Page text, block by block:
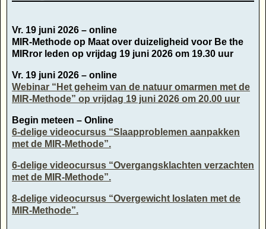
Vr. 19 juni 2026 – online
MIR-Methode op Maat over duizeligheid voor Be the
MIRror leden op vrijdag 19 juni 2026 om 19.30 uur
Vr. 19 juni 2026 – online
Webinar “Het geheim van de natuur omarmen met de
MIR-Methode” op vrijdag 19 juni 2026 om 20.00 uur
Begin meteen – Online
6-delige videocursus “Slaapproblemen aanpakken
met de MIR-Methode”.
6-delige videocursus “Overgangsklachten verzachten
met de MIR-Methode”.
8-delige videocursus “Overgewicht loslaten met de
MIR-Methode”.